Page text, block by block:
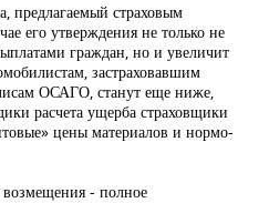
страховым
его утверждения не только не
граждан, но и увеличит
застраховавшим
ОСАГО, станут еще ниже,
расчета ущерба страховщики
цены материалов и нормо-
- полное